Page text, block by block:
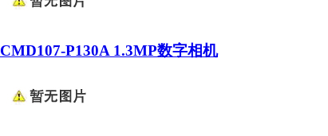
CMD107-P130A 1.3MP数字相机